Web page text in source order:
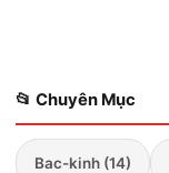
📂 Chuyên Mục
Bac-kinh (14)